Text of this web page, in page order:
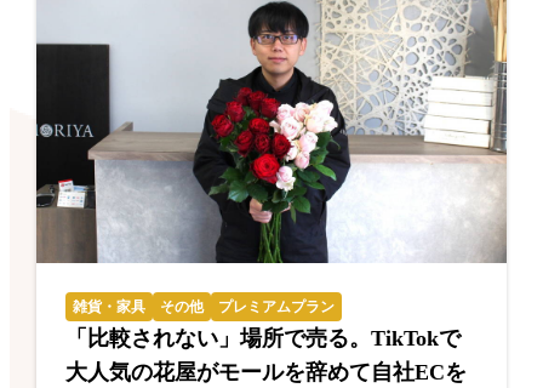
雑貨・家具 その他 プレミアムプラン
「比較されない」場所で売る。TikTokで
大人気の花屋がモールを辞めて自社ECを